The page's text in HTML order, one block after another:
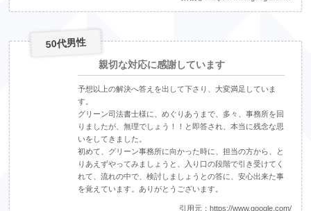
50代男性
親切な対応に感謝しています
予想以上の解決へ答えを出して下さり、大変満足していま
す。
グリーン司法書士様に、めぐりあうまで、多々、事務所を回
りましたが、無理でしょう！！と即答され、本当に残念な思
いをしてきました。
初めて、グリーン事務所に向かった時に、担当の方から、と
りあえずやってみましょうと、入り口の段階で引き受けてく
れて、流れの中で、検討しましょうとの答に、安心出来た事
を覚えています。ありがとうございます。
引用元： https://www.google.com/